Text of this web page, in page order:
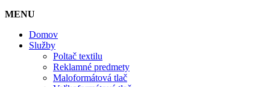
MENU
Domov
Služby
Poltač textilu
Reklamné predmety
Maloformátová tlač